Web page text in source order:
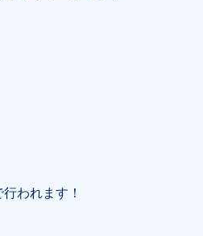
われます！